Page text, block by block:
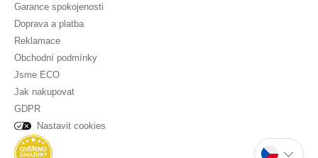
Garance spokojenosti
Doprava a platba
Reklamace
Obchodní podmínky
Jsme ECO
Jak nakupovat
GDPR
Nastavit cookies